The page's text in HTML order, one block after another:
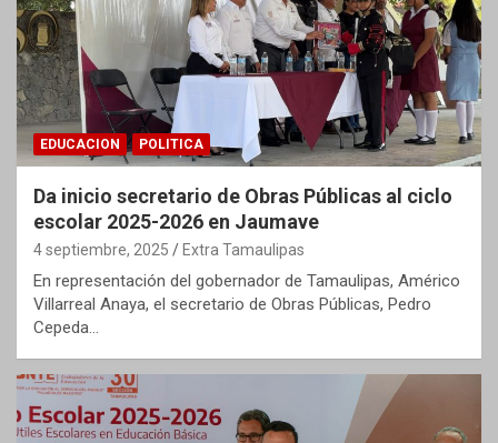
EDUCACION POLITICA
Da inicio secretario de Obras Públicas al ciclo
escolar 2025-2026 en Jaumave
4 septiembre, 2025 Extra Tamaulipas
En representación del gobernador de Tamaulipas, Américo
Villarreal Anaya, el secretario de Obras Públicas, Pedro
Cepeda…